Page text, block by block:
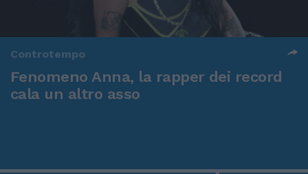
Controtempo
Fenomeno Anna, la rapper dei record
cala un altro asso